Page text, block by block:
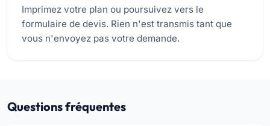
Imprimez votre plan ou poursuivez vers le
formulaire de devis. Rien n'est transmis tant que
vous n'envoyez pas votre demande.
Questions fréquentes